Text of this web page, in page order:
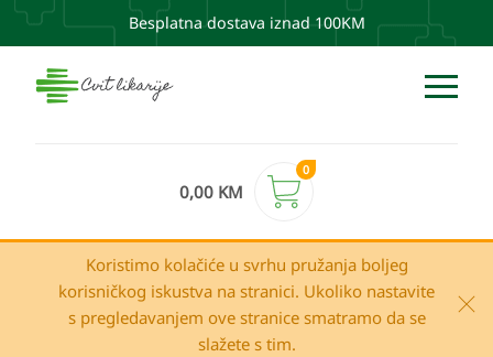
Besplatna dostava iznad 100KM
0,00 KM
0
Koristimo kolačiće u svrhu pružanja boljeg
korisničkog iskustva na stranici. Ukoliko nastavite
s pregledavanjem ove stranice smatramo da se
slažete s tim.